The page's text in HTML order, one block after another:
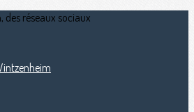
réseaux sociaux